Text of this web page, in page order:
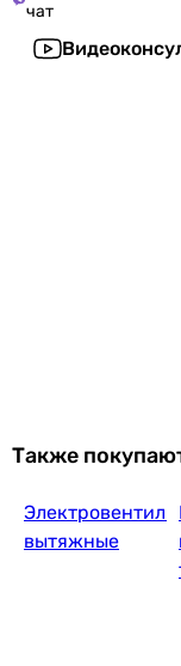
чат
Также
вытяжные